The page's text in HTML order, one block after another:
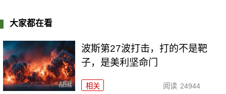
大家都在看
波斯第27波打击，打的不是靶
子，是美利坚命门
相关 阅读 24944